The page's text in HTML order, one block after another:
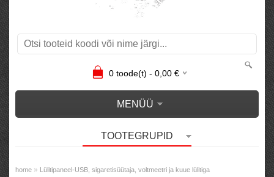
0toode(t) - 0,00€
MENÜÜ
TOOTEGRUPID
home » Lülitipaneel-USB, sigaretisüütaja, voltmeetri ja kuue lülitiga